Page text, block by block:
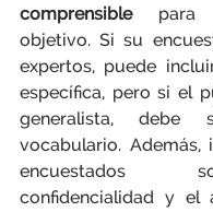
comprensible para
objetivo. Si su
expertos, puede
específica, pero si el
generalista, debe
vocabulario. Además,
encuestados
confidencialidad y el